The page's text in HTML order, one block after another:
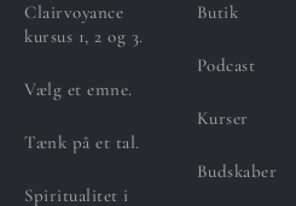
Clairvoyance
kursus 1, 2 og 3.
Vælg et emne.
Tænk på et tal.
Spiritualitet i
Butik
Podcast
Kurser
Budskaber